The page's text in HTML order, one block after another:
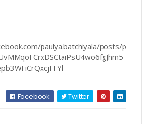
paulya.batchiyala/posts/p
Facebook Twitter